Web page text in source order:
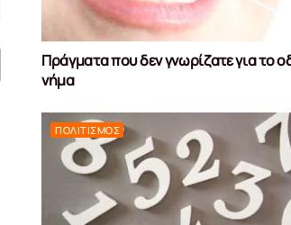
Πράγματα που δεν γνωρίζατε για το
νήμα
ΠΟΛΙΤΙΣΜΌΣ